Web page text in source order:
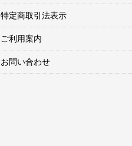
特定商取引法表示
ご利用案内
お問い合わせ